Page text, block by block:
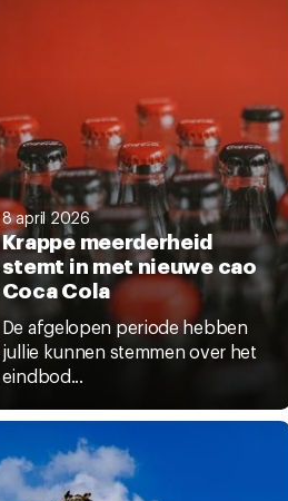
8 april 2026
Krappe meerderheid
stemt in met nieuwe cao
Coca Cola
De afgelopen periode hebben
jullie kunnen stemmen over het
eindbod...